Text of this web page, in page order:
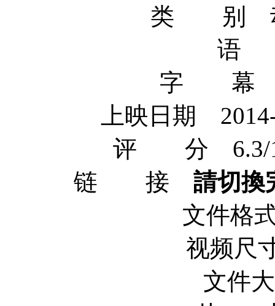
类 别 动
语
字 幕 简
上映日期
评 分 6.3/10
链 接 請切換
文件格
视频尺
文件